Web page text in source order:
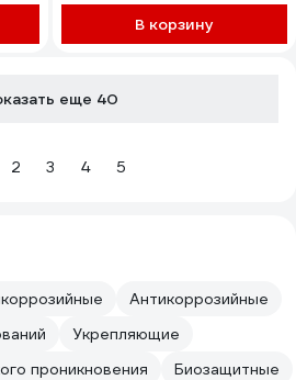
В корзину
еще 40
2 3 4 5
Антикоррозийные
Укрепляющие
проникновения
Биозащитные